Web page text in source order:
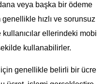
veya başka bir ödeme
hızlı ve sorunsuz
ellerindeki mobi
kullanabilirler.
genellikle belirli bir ücre